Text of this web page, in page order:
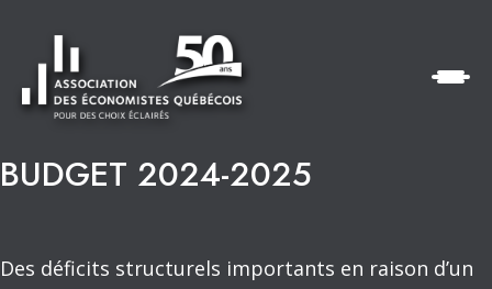
BUDGET 2024-2025
Des déficits structurels importants en raison d’un